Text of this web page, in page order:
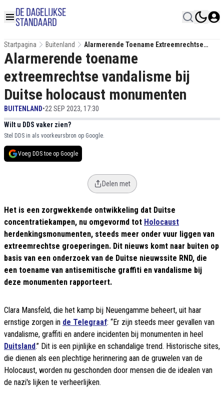
Startpagina Buitenland
Alarmerende Toename Extreemrechtse
Vandalisme Bij Duitse Holocaust
Monumenten
Alarmerende toename
extreemrechtse vandalisme bij
Duitse holocaust monumenten
BUITENLAND•22 SEP 2023, 17:30
Wilt u DDS vaker zien?
Stel DDS in als voorkeursbron op Google.
Voeg DDS toe op Google
Delen met
Het is een zorgwekkende ontwikkeling dat Duitse
concentratiekampen, nu omgevormd tot Holocaust
herdenkingsmonumenten, steeds meer onder vuur liggen van
extreemrechtse groeperingen. Dit nieuws komt naar buiten op
basis van een onderzoek van de Duitse nieuwssite RND, die
een toename van antisemitische graffiti en vandalisme bij
deze monumenten rapporteert.
Clara Mansfeld, die het kamp bij Neuengamme beheert, uit haar
ernstige zorgen in de Telegraaf: “Er zijn steeds meer gevallen van
vandalisme, graffiti en andere incidenten bij monumenten in heel
Duitsland.” Dit is een pijnlijke en schandalige trend. Historische sites,
die dienen als een plechtige herinnering aan de gruwelen van de
Holocaust, worden nu geschonden door mensen die de idealen van
de nazi's lijken te verheerlijken.